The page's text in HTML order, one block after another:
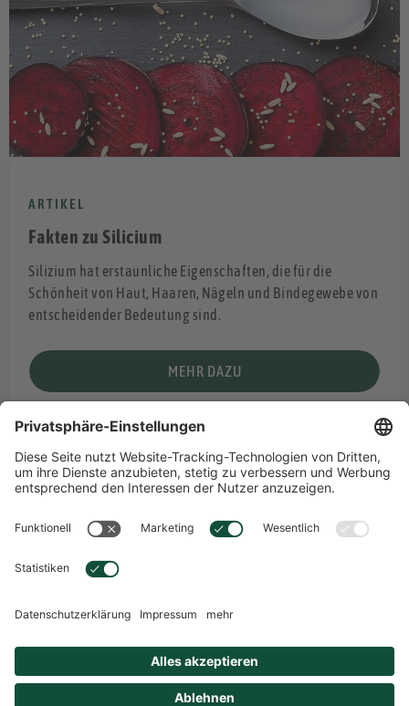
ARTIKEL
Fakten zu Silicium
Silizium hat erstaunliche Eigenschaften, die für die
Schönheit von Haut, Haaren, Nägeln und Bindegewebe von
entscheidender Bedeutung sind.
MEHR DAZU